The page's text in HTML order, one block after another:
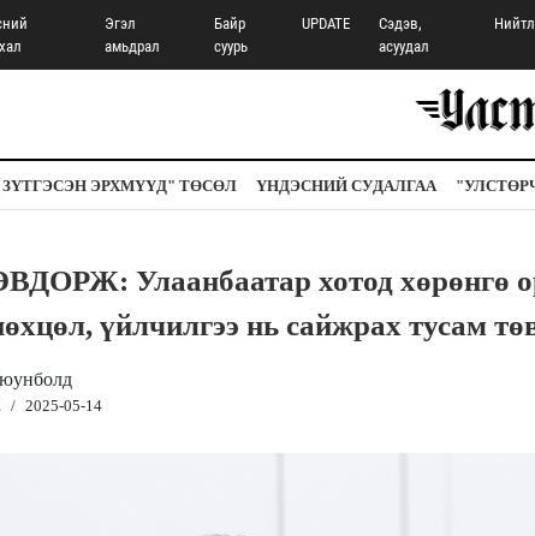
Эгэл
амьдрал
Байр
суурь
UPDATE
Сэдэв,
асуудал
ЗҮТГЭСЭН ЭРХМҮҮД" ТӨСӨЛ ҮНДЭСНИЙ СУДАЛГАА
Улаанбаатар хотод хөрөнгө
үйлчилгээ нь сайжрах тусам
/ 2025-05-14